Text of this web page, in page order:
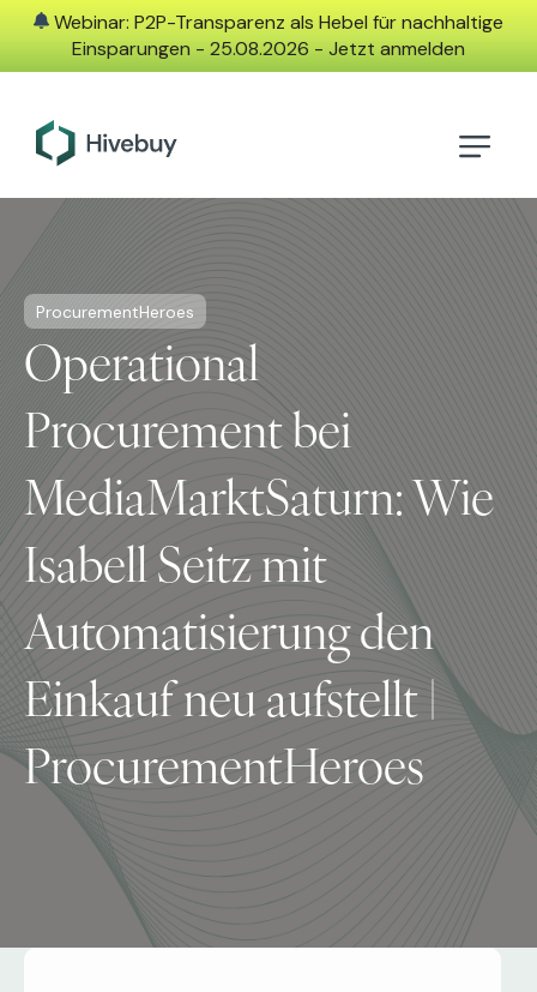
Webinar: P2P-Transparenz als Hebel für nachhaltige
Einsparungen - 25.08.2026 - Jetzt anmelden
ProcurementHeroes
Operational
Procurement bei
MediaMarktSaturn: Wie
Isabell Seitz mit
Automatisierung den
Einkauf neu aufstellt |
ProcurementHeroes